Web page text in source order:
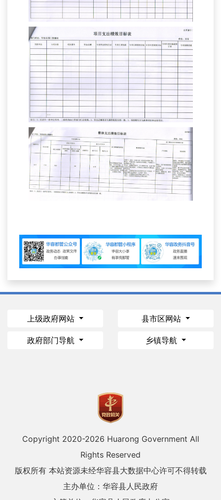
上级政府网站 县市区网站
政府部门导航 乡镇导航
Copyright 2020-2026 Huarong Government All
Rights Reserved
版权所有 本站资源未经华容县大数据中心许可不得转载
主办单位：华容县人民政府